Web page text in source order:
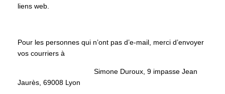
liens web.
Pour les personnes qui n’ont pas d’e-mail, merci d’envoyer
vos courriers à
Simone Duroux, 9 impasse Jean
Jaurès, 69008 Lyon